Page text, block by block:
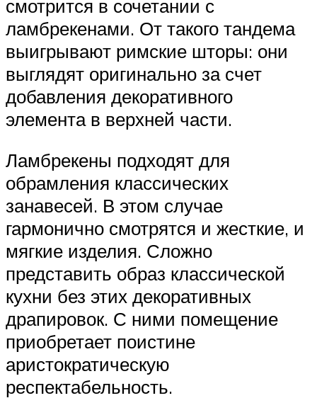
смотрится в сочетании с
ламбрекенами. От такого тандема
выигрывают римские шторы: они
выглядят оригинально за счет
добавления декоративного
элемента в верхней части.
Ламбрекены подходят для
обрамления классических
занавесей. В этом случае
гармонично смотрятся и жесткие, и
мягкие изделия. Сложно
представить образ классической
кухни без этих декоративных
драпировок. С ними помещение
приобретает поистине
аристократическую
респектабельность.